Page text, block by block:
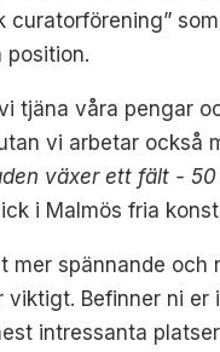
position.
tjäna våra pengar
vi arbetar också
växer ett fält -
i Malmös fria
spännande och
Befinner ni er
intressanta